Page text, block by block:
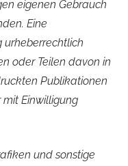
eigenen Gebrauch
Eine
urheberrechtlich
oder Teilen davon in
Publikationen
Einwilligung
und sonstige